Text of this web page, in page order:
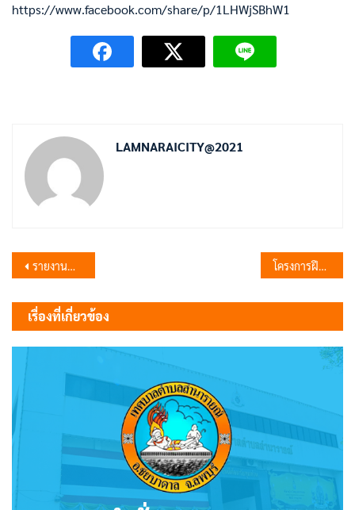
https://www.facebook.com/share/p/1LHWjSBhW1
LAMNARAICITY@2021
แนะแนว
เรื่อง
รายงานผลการพิจารณากระบวนการจัดซื้อจัดจ้าง โครงการฝึกอบรมเจ้าพนักงานผู้ดำเนินการเลือกตั้งประจำหน่วยเลือกตั้ง
เรื่องที่เกี่ยวข้อง